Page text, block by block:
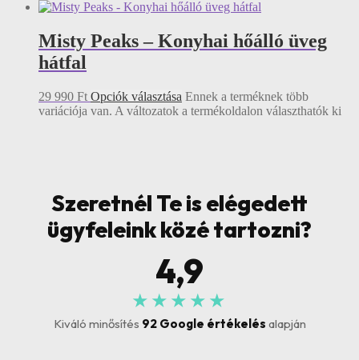
Misty Peaks – Konyhai hőálló üveg
hátfal
29 990 Ft Opciók választása Ennek a terméknek több
variációja van. A változatok a termékoldalon választhatók ki
Szeretnél Te is elégedett
ügyfeleink közé tartozni?
4,9
★★★★★
Kiváló minősítés 92 Google értékelés alapján